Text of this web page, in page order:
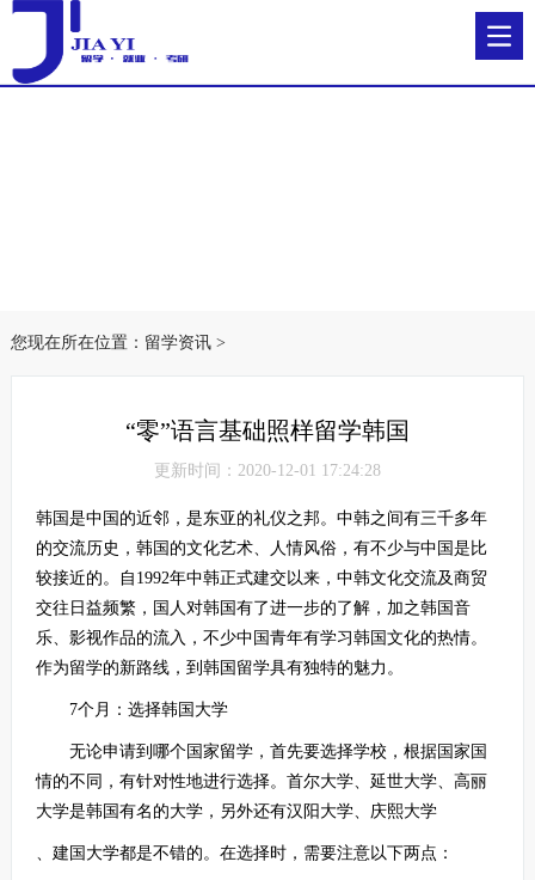
您现在所在位置： 留学资讯>
“零”语言基础照样留学韩国
更新时间：2020-12-01 17:24:28
韩国是中国的近邻，是东亚的礼仪之邦。中韩之间有三千多年
的交流历史，韩国的文化艺术、人情风俗，有不少与中国是比
较接近的。自1992年中韩正式建交以来，中韩文化交流及商贸
交往日益频繁，国人对韩国有了进一步的了解，加之韩国音
乐、影视作品的流入，不少中国青年有学习韩国文化的热情。
作为留学的新路线，到韩国留学具有独特的魅力。
7个月：选择韩国大学
无论申请到哪个国家留学，首先要选择学校，根据国家国
情的不同，有针对性地进行选择。首尔大学、延世大学、高丽
大学是韩国有名的大学，另外还有汉阳大学、庆熙大学
、建国大学都是不错的。在选择时，需要注意以下两点：